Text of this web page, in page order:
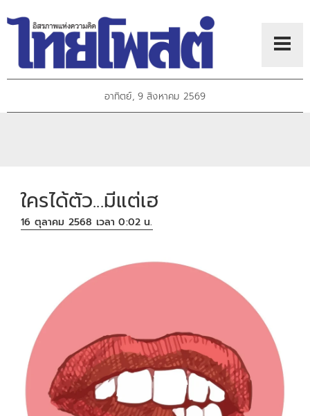
อาทิตย์, 9 สิงหาคม 2569
ใครได้ตัว...มีแต่เฮ
16 ตุลาคม 2568 เวลา 0:02 น.